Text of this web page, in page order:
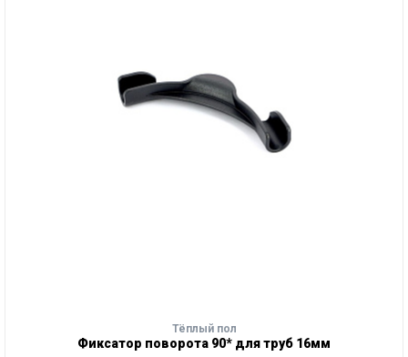
Тёплый пол
Фиксатор поворота 90* для труб 16мм